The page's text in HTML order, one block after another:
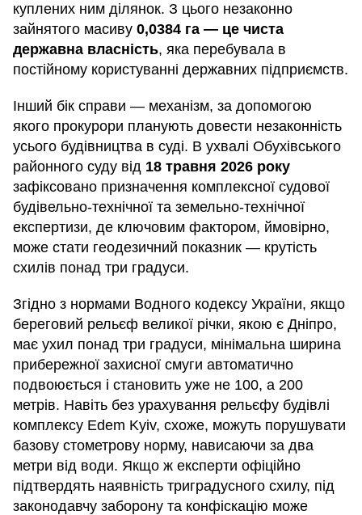
куплених ним ділянок. З цього незаконно
зайнятого масиву 0,0384 га — це чиста
державна власність, яка перебувала в
постійному користуванні державних підприємств.
Інший бік справи — механізм, за допомогою
якого прокурори планують довести незаконність
усього будівництва в суді. В ухвалі Обухівського
районного суду від 18 травня 2026 року
зафіксовано призначення комплексної судової
будівельно-технічної та земельно-технічної
експертизи, де ключовим фактором, ймовірно,
може стати геодезичний показник — крутість
схилів понад три градуси.
Згідно з нормами Водного кодексу України, якщо
береговий рельєф великої річки, якою є Дніпро,
має ухил понад три градуси, мінімальна ширина
прибережної захисної смуги автоматично
подвоюється і становить уже не 100, а 200
метрів. Навіть без урахування рельєфу будівлі
комплексу Edem Kyiv, схоже, можуть порушувати
базову стометрову норму, нависаючи за два
метри від води. Якщо ж експерти офіційно
підтвердять наявність триградусного схилу, під
законодавчу заборону та конфіскацію може